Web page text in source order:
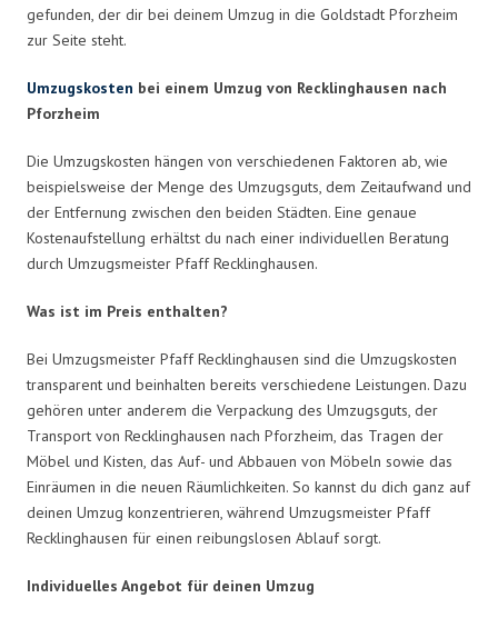
gefunden, der dir bei deinem Umzug in die Goldstadt Pforzheim
zur Seite steht.
Umzugskosten bei einem Umzug von Recklinghausen nach
Pforzheim
Die Umzugskosten hängen von verschiedenen Faktoren ab, wie
beispielsweise der Menge des Umzugsguts, dem Zeitaufwand und
der Entfernung zwischen den beiden Städten. Eine genaue
Kostenaufstellung erhältst du nach einer individuellen Beratung
durch Umzugsmeister Pfaff Recklinghausen.
Was ist im Preis enthalten?
Bei Umzugsmeister Pfaff Recklinghausen sind die Umzugskosten
transparent und beinhalten bereits verschiedene Leistungen. Dazu
gehören unter anderem die Verpackung des Umzugsguts, der
Transport von Recklinghausen nach Pforzheim, das Tragen der
Möbel und Kisten, das Auf- und Abbauen von Möbeln sowie das
Einräumen in die neuen Räumlichkeiten. So kannst du dich ganz auf
deinen Umzug konzentrieren, während Umzugsmeister Pfaff
Recklinghausen für einen reibungslosen Ablauf sorgt.
Individuelles Angebot für deinen Umzug